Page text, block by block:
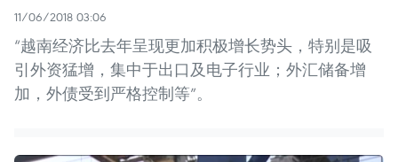
11/06/2018 03:06
“越南经济比去年呈现更加积极增长势头，特别是吸
引外资猛增，集中于出口及电子行业；外汇储备增
加，外债受到严格控制等”。